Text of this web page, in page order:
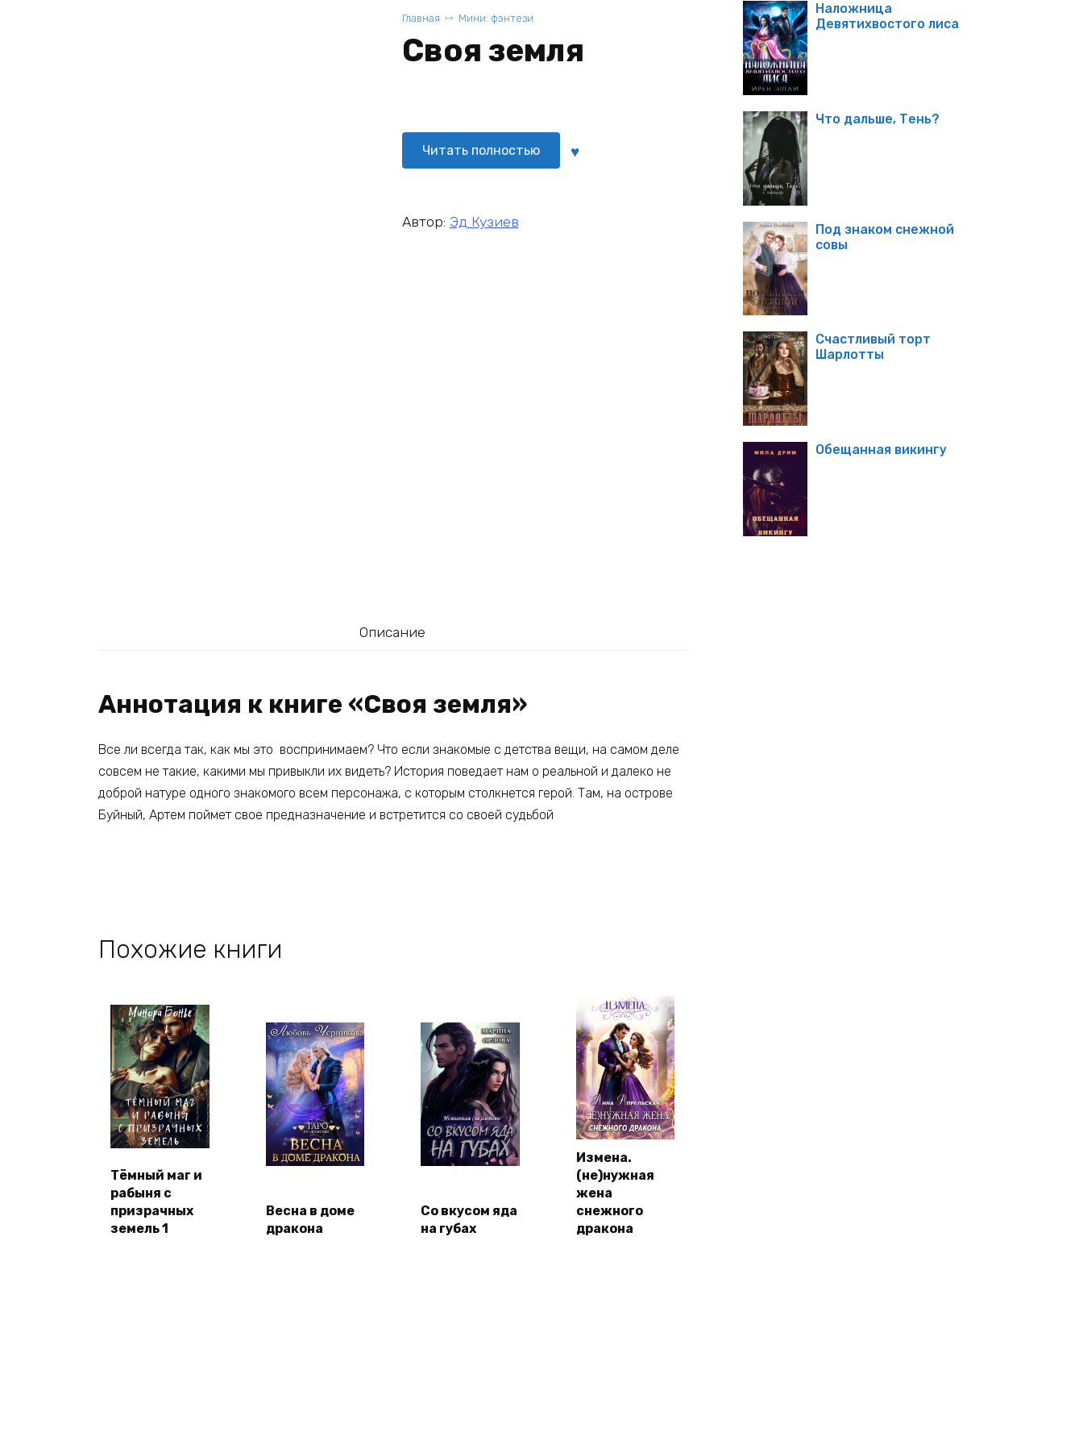
Главная Мини: фэнтези
Своя земля
Читать полностью
Автор: Эд Кузиев
Описание
Аннотация к книге «Своя земля»
Все ли всегда так, как мы это воспринимаем? Что если знакомые с детства вещи, на самом деле
совсем не такие, какими мы привыкли их видеть? История поведает нам о реальной и далеко не
доброй натуре одного знакомого всем персонажа, с которым столкнется герой. Там, на острове
Буйный, Артем поймет свое предназначение и встретится со своей судьбой
Похожие книги
Тёмный маг и
рабыня с
призрачных
земель 1
Весна в доме
дракона
Со вкусом яда
на губах
Измена.
(не)нужная
жена
снежного
дракона
Наложница
Девятихвостого лиса
Что дальше, Тень?
Под знаком снежной
совы
Счастливый торт
Шарлотты
Обещанная викингу